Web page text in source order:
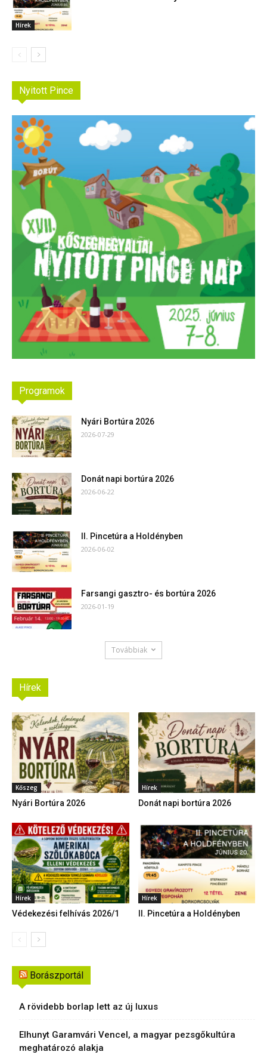
Hírek
Nyitott Pince
Programok
Nyári Bortúra 2026
2026-07-29
Donát napi bortúra 2026
2026-06-22
II. Pincetúra a Holdényben
2026-06-02
Farsangi gasztro- és bortúra 2026
2026-01-19
Továbbiak
Hírek
Kőszeg
Nyári Bortúra 2026
Hírek
Donát napi bortúra 2026
Hírek
Védekezési felhívás 2026/1
Hírek
II. Pincetúra a Holdényben
Borászportál
A rövidebb borlap lett az új luxus
Elhunyt Garamvári Vencel, a magyar pezsgőkultúra
meghatározó alakja